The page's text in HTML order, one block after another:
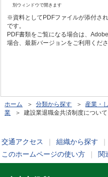
別ウィンドウで開きます
※資料としてPDFファイルが添付さ
です。
PDF書類をご覧になる場合は、
場合、最新バージョンをご利用くださ
ホーム ＞分類から探す ＞ 産業・
業 ＞ 建設業退職金共済制度について
交通アクセス 組織から探す
このホームページの使い方
関